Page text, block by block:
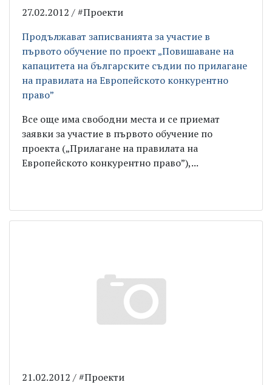
27.02.2012 / #Проекти
Продължават записванията за участие в
първото обучение по проект „Повишаване на
капацитета на българските съдии по прилагане
на правилата на Европейското конкурентно
право”
Все още има свободни места и се приемат
заявки за участие в първото обучение по
проекта („Прилагане на правилата на
Европейското конкурентно право”),...
21.02.2012 / #Проекти